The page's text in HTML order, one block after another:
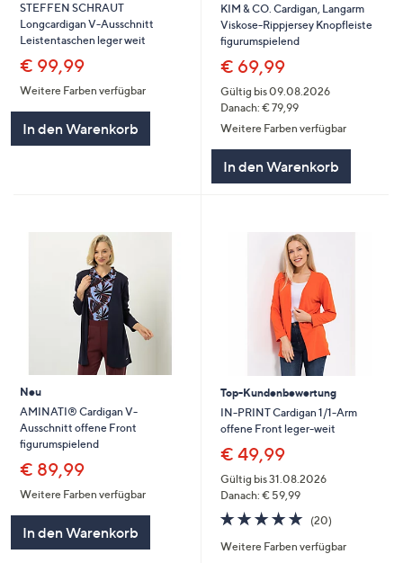
STEFFEN SCHRAUT
Longcardigan V-Ausschnitt
Leistentaschen leger weit
€ 99,99
Weitere Farben verfügbar
In den Warenkorb
KIM & CO. Cardigan, Langarm
Viskose-Rippjersey Knopfleiste
figurumspielend
€ 69,99
Gültig bis 09.08.2026
Danach: € 79,99
Weitere Farben verfügbar
In den Warenkorb
Neu
AMINATI® Cardigan V-
Ausschnitt offene Front
figurumspielend
€ 89,99
Weitere Farben verfügbar
In den Warenkorb
Top-Kundenbewertung
IN-PRINT Cardigan 1/1-Arm
offene Front leger-weit
€ 49,99
Gültig bis 31.08.2026
Danach: € 59,99
4.7
von
5
(20)20
Weitere Farben verfügbar